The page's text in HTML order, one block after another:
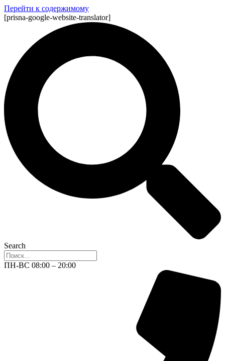
Перейти к содержимому
[prisna-google-website-translator]
Search
ПН-ВС 08:00 – 20:00